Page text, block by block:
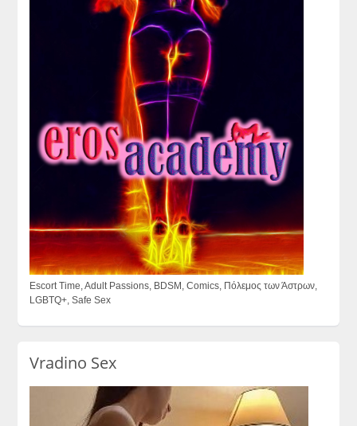
Escort Time, Adult Passions, BDSM, Comics, Πόλεμος των Άστρων,
LGBTQ+, Safe Sex
Vradino Sex